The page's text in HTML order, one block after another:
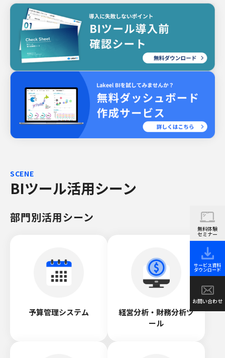
無料体験
セミナー
サービス資料
ダウンロード
お問い合わせ
SCENE
BIツール活用シーン
部門別活用シーン
予算管理システム
経営分析・財務分析ツ
ール